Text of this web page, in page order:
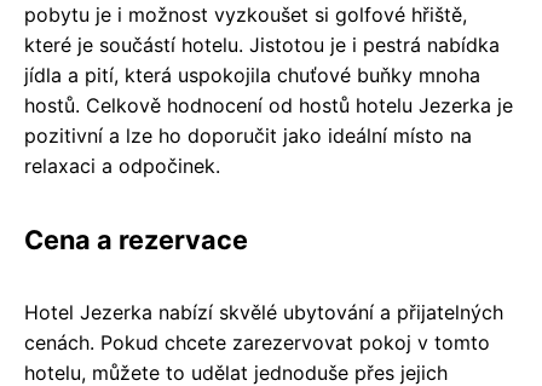
pobytu je i možnost vyzkoušet si golfové hřiště,
které je součástí hotelu. Jistotou je i pestrá nabídka
jídla a pití, která uspokojila chuťové buňky mnoha
hostů. Celkově hodnocení od hostů hotelu Jezerka je
pozitivní a lze ho doporučit jako ideální místo na
relaxaci a odpočinek.
Cena a rezervace
Hotel Jezerka nabízí skvělé ubytování a přijatelných
cenách. Pokud chcete zarezervovat pokoj v tomto
hotelu, můžete to udělat jednoduše přes jejich